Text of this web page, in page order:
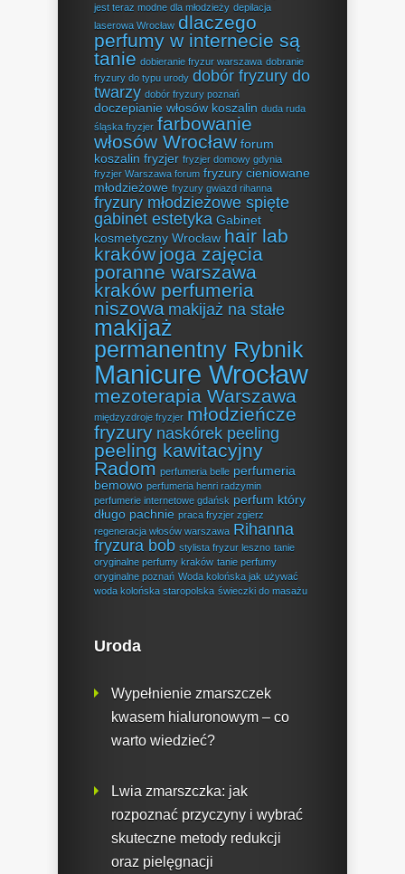
jest teraz modne dla młodzieży depilacja
laserowa Wrocław dlaczego
perfumy w internecie są
tanie dobieranie fryzur warszawa dobranie
fryzury do typu urody dobór fryzury do
twarzy dobór fryzury poznań
doczepianie włosów koszalin duda ruda
śląska fryzjer farbowanie
włosów Wrocław forum
koszalin fryzjer fryzjer domowy gdynia
fryzjer Warszawa forum fryzury cieniowane
młodzieżowe fryzury gwiazd rihanna
fryzury młodzieżowe spięte
gabinet estetyka Gabinet
kosmetyczny Wrocław hair lab
kraków joga zajęcia
poranne warszawa
kraków perfumeria
niszowa makijaż na stałe
makijaż
permanentny Rybnik
Manicure Wrocław
mezoterapia Warszawa
międzyzdroje fryzjer młodzieńcze
fryzury naskórek peeling
peeling kawitacyjny
Radom perfumeria belle perfumeria
bemowo perfumeria henri radzymin
perfumerie internetowe gdańsk perfum który
długo pachnie praca fryzjer zgierz
regeneracja włosów warszawa Rihanna
fryzura bob stylista fryzur leszno tanie
oryginalne perfumy kraków tanie perfumy
oryginalne poznań Woda kolońska jak używać
woda kolońska staropolska świeczki do masażu
Uroda
Wypełnienie zmarszczek
kwasem hialuronowym – co
warto wiedzieć?
Lwia zmarszczka: jak
rozpoznać przyczyny i wybrać
skuteczne metody redukcji
oraz pielęgnacji